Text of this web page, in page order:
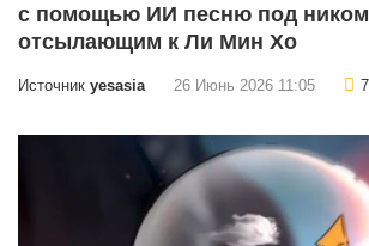
с помощью ИИ песню под
отсылающим к Ли Мин Хо
Источник yesasia 26 Июнь 2026 11:05